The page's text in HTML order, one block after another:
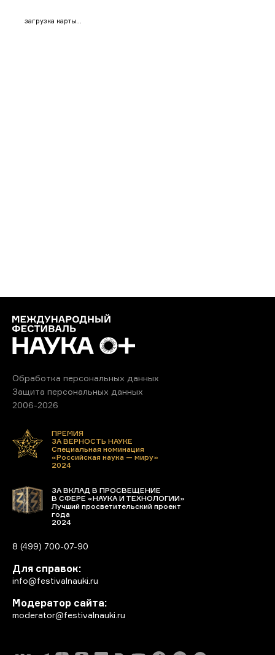
загрузка карты...
Обработка персональных данных
Защита персональных данных
2006-2026
ПРЕМИЯ
ЗА ВЕРНОСТЬ НАУКЕ
Специальная номинация
«Российская наука — миру»
2024
ЗА ВКЛАД В ПРОСВЕЩЕНИЕ
В СФЕРЕ «НАУКА И ТЕХНОЛОГИИ»
Лучший просветительский проект
года
2024
8 (499) 700-07-90
Для справок:
info@festivalnauki.ru
Модератор сайта:
moderator@festivalnauki.ru